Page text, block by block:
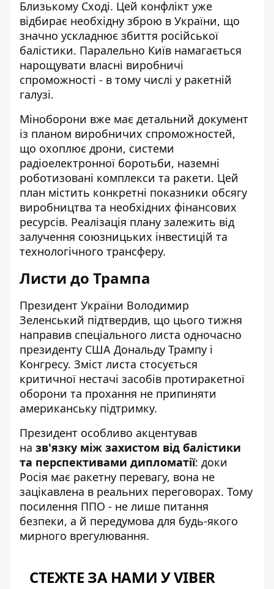
Близькому Сході. Цей конфлікт уже
відбирає необхідну зброю в України, що
значно ускладнює збиття російської
балістики. Паралельно Київ намагається
нарощувати власні виробничі
спроможності - в тому числі у ракетній
галузі.
Міноборони вже має детальний документ
із планом виробничих спроможностей,
що охоплює дрони, системи
радіоелектронної боротьби, наземні
роботизовані комплекси та ракети. Цей
план містить конкретні показники обсягу
виробництва та необхідних фінансових
ресурсів. Реалізація плану залежить від
залучення союзницьких інвестицій та
технологічного трансферу.
Листи до Трампа
Президент України Володимир
Зеленський підтвердив, що цього тижня
направив спеціального листа одночасно
президенту США Дональду Трампу і
Конгресу. Зміст листа стосується
критичної нестачі засобів протиракетної
оборони та прохання не припиняти
американську підтримку.
Президент особливо акцентував
на зв'язку між захистом від балістики
та перспективами дипломатії: доки
Росія має ракетну перевагу, вона не
зацікавлена в реальних переговорах. Тому
посилення ППО - не лише питання
безпеки, а й передумова для будь-якого
мирного врегулювання.
СТЕЖТЕ ЗА НАМИ У VIBER